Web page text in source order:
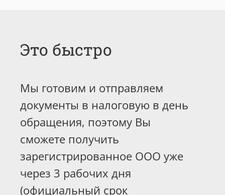
Это быстро
Мы готовим и отправляем
документы в налоговую в день
обращения, поэтому Вы
сможете получить
зарегистрированное ООО уже
через 3 рабочих дня
(официальный срок